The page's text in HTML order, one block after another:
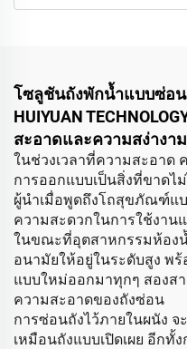
โซลูชันถังพักน้ำแบบซ่อ
HUIYUAN
สะอาดและความสง่างาม
ในช่วงเวลาที่ความสะอาด
การออกแบบเป็นสิ่งที่ขาดไม่
ผู้นำเมื่อพูดถึงโถสุขภัณฑ์แบ
ความสะดวกในการใช้งาน
ในขณะที่อุตสาหกรรมห้อง
อนามัยให้อยู่ในระดับสูง พ
แบบใหม่ออกมาทุกๆ สองส
ความสะอาดของถังซ่อน
การซ่อนถังไว้ภายในผนัง
เหมือนถังแบบเปิดเผย อีกทั้